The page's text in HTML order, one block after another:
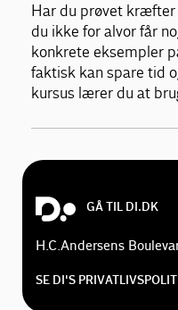
Har du prøvet kræfter
du ikke for alvor får
konkrete eksempler
faktisk kan spare tid
kursus lærer du at
GÅ TIL DI.DK
H.C.Andersens
SE DI'S